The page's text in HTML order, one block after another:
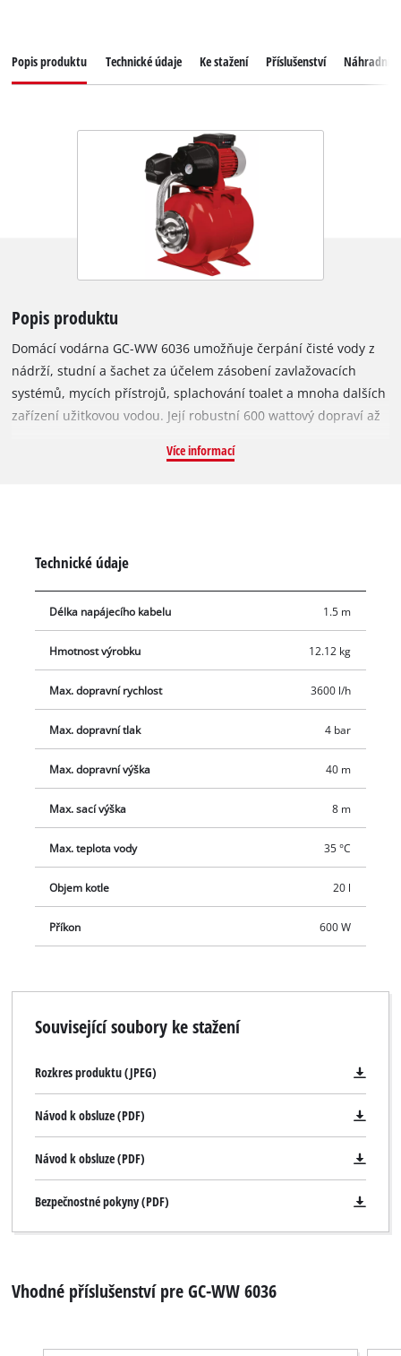
Popis produktu Technické údaje Ke stažení Příslušenství Náhradní
Popis produktu
Domácí vodárna GC-WW 6036 umožňuje čerpání čisté vody z
nádrží, studní a šachet za účelem zásobení zavlažovacích
systémů, mycích přístrojů, splachování toalet a mnoha dalších
zařízení užitkovou vodou. Její robustní 600 wattový dopraví až
6036 poskytuje kapacitu 20 litrů, takže čerpadlo nenabíhá při
snadné plnění vybaveno napouštěcím ventilem. Vypuštění
zbytkové vody se pohodlně provede prostřednictvím
vypouštěcího ventilu.
Více informací
Technické údaje
Délka napájecího kabelu 1.5 m
Hmotnost výrobku 12.12 kg
Max. dopravní rychlost 3600 l/h
Max. dopravní tlak 4 bar
Max. dopravní výška 40 m
Max. sací výška 8 m
Max. teplota vody 35 °C
Objem kotle 20 l
Příkon 600 W
Související soubory ke stažení
Rozkres produktu (JPEG)
Návod k obsluze (PDF)
Návod k obsluze (PDF)
Bezpečnostné pokyny (PDF)
Vhodné příslušenství pre GC-WW 6036